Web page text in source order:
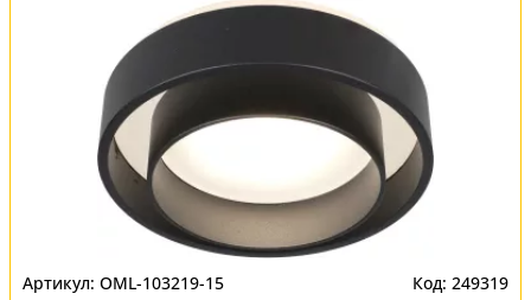
OML-103219-15 249319